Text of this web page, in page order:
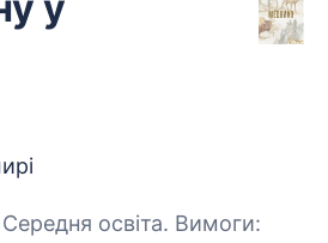
освіта. Вимоги: